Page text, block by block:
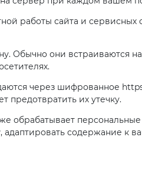
работы сайта и
Обычно они встраиваются
через шифрованное
предотвратить их утечку.
обрабатывает
адаптировать содержание к